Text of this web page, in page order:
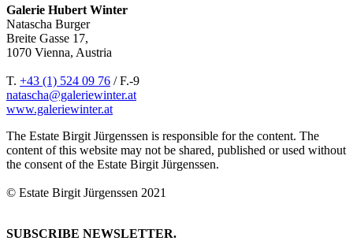
Galerie Hubert Winter
Natascha Burger
Breite Gasse 17,
1070 Vienna, Austria
T. +43 (1) 524 09 76 / F.-9
natascha@galeriewinter.at
www.galeriewinter.at
The Estate Birgit Jürgenssen is responsible for the content. The
content of this website may not be shared, published or used without
the consent of the Estate Birgit Jürgenssen.
© Estate Birgit Jürgenssen 2021
SUBSCRIBE NEWSLETTER.